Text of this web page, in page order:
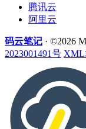
腾讯云
阿里云
码云笔记 · ©2026
2023001491号 XML